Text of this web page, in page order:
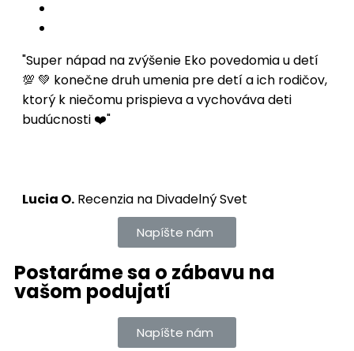
"Super nápad na zvýšenie Eko povedomia u detí
💯 💚 konečne druh umenia pre detí a ich rodičov,
ktorý k niečomu prispieva a vychováva deti
budúcnosti ❤️"
Lucia O. Recenzia na Divadelný Svet
Napíšte nám
Postaráme sa o zábavu na
vašom podujatí
Napíšte nám